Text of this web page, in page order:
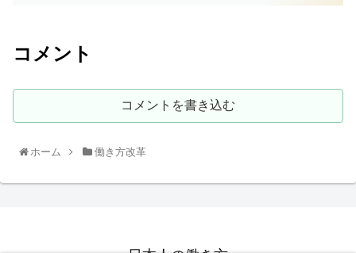
コメント
コメントを書き込む
ホーム 働き方改革